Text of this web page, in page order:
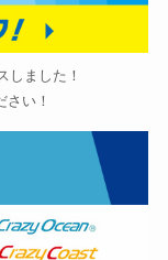
しました！
い！